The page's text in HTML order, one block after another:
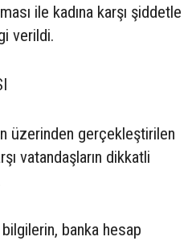
ile kadına karşı şiddetle
verildi.
üzerinden gerçekleştirilen
vatandaşların dikkatli
banka hesap